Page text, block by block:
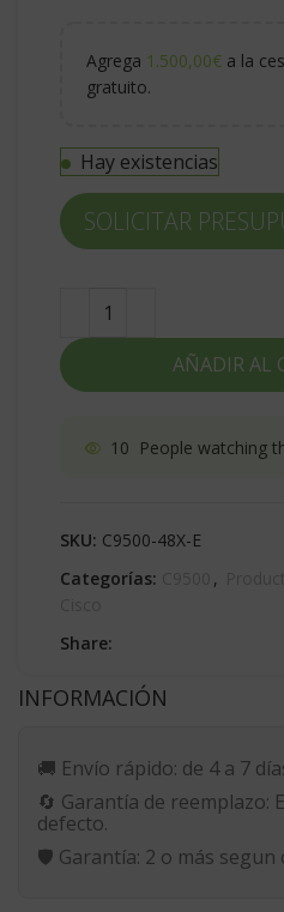
Agrega 1.500,00€ a la
gratuito.
Hay existencias
AÑADIR AL
SOLICITAR
10 People watching
SKU: C9500-48X-E
Categorías:
,
Share:
INFORMACIÓN
🚚 Envío rápido: de 4 a 7
🔄 Garantía de reemplazo:
defecto.
🛡️ Garantía: 2 o más